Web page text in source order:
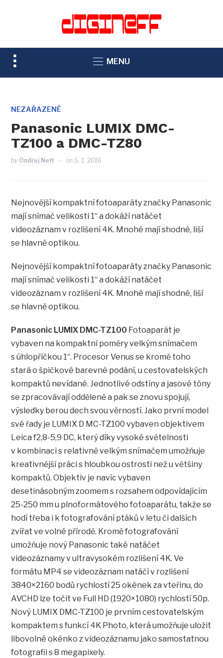
TOGGLE
SIDEBAR
NAVIGATION
MENU
NEZAŘAZENÉ
Panasonic LUMIX DMC-
TZ100 a DMC-TZ80
by Ondřej Neff on5. 1. 2016
Nejnovější kompaktní fotoaparáty značky Panasonic
mají snímač velikosti 1“ a dokáží natáčet
videozáznam v rozlišení 4K. Mnohé mají shodné, liší
se hlavně optikou.
Nejnovější kompaktní fotoaparáty značky Panasonic
mají snímač velikosti 1“ a dokáží natáčet
videozáznam v rozlišení 4K. Mnohé mají shodné, liší
se hlavně optikou.
Panasonic LUMIX DMC-TZ100 Fotoaparát je
vybaven na kompaktní poměry velkým snímačem
s úhlopříčkou 1“. Procesor Venus se kromě toho
stará o špičkové barevné podání, u cestovatelských
kompaktů nevídané. Jednotlivé odstíny a jasové tóny
se zpracovávají odděleně a pak se znovu spojují,
výsledky berou dech svou věrností. Jako první model
své řady je LUMIX D MC-TZ100 vybaven objektivem
Leica f2,8-5,9 DC, který díky vysoké světelnosti
v kombinaci s relativně velkým snímačem umožňuje
kreativnější práci s hloubkou ostrosti než u většiny
kompaktů. Objektiv je navíc vybaven
desetinásobným zoomem s rozsahem odpovídajícím
25-250 mm u plnoformátového fotoaparátu, takže se
hodí třeba i k fotografování ptáků v letu či dalších
zvířat ve volné přírodě. Kromě fotografování
umožňuje nový Panasonic také natáčet
videozáznamy v ultravysokém rozlišení 4K. Ve
formátu MP4 se videozáznam natáčí v rozlišení
3840×2160 bodů rychlostí 25 okének za vteřinu, do
AVCHD lze točit ve Full HD (1920×1080) rychlostí 50p.
Nový LUMIX DMC-TZ100 je prvním cestovatelským
kompaktem s funkcí 4K Photo, která umožňuje uložit
libovolné okénko z videozáznamu jako samostatnou
fotografii s 8 megapixely.